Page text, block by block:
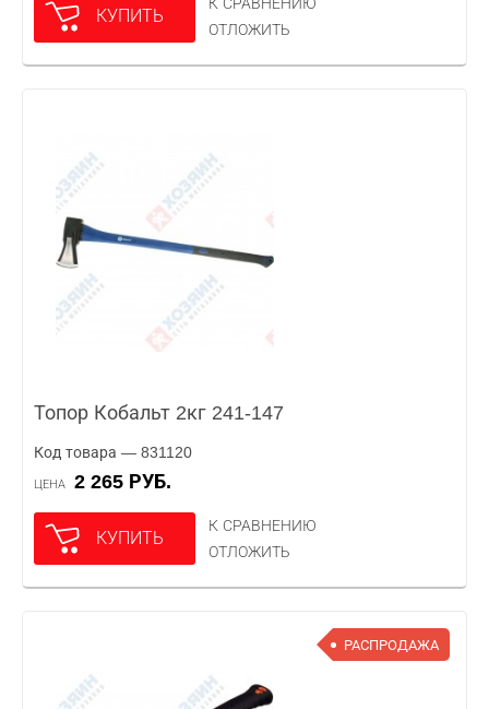
КУПИТЬ
ОТЛОЖИТЬ
Топор Кобальт 2кг 241-147
Код товара — 831120
ЦЕНА 2 265 РУБ.
КУПИТЬ
К СРАВНЕНИЮ
ОТЛОЖИТЬ
РАСПРОДАЖА